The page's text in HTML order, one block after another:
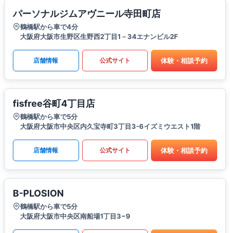
パーソナルジムアヴニール寺田町店
鶴橋駅から車で4分
大阪府大阪市生野区生野西2丁目1－34エナンビル2F
店舗情報 公式サイト 体験・相談予約
fisfree谷町4丁目店
鶴橋駅から車で5分
大阪府大阪市中央区内久宝寺町3丁目3-6イズミウエスト1階
店舗情報 公式サイト 体験・相談予約
B-PLOSION
鶴橋駅から車で5分
大阪府大阪市中央区南船場1丁目3−9